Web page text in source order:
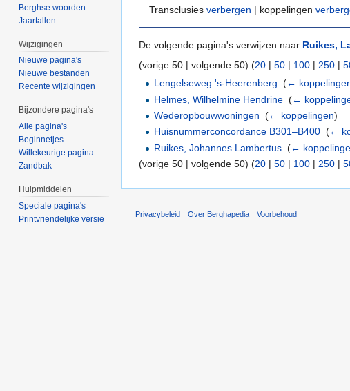
Transclusies verbergen | koppelingen
De volgende pagina's verwijzen naar Ruikes,
(vorige 50 | volgende 50) (20 | 50 | 100 | 250 |
Lengelseweg 's-Heerenberg ‎(←
Helmes, Wilhelmine Hendrine ‎(←
Wederopbouwwoningen ‎(← koppelingen)
Huisnummerconcordance B301–B400 ‎(←
Ruikes, Johannes Lambertus ‎(←
(vorige 50 | volgende 50) (20 | 50 | 100 | 250 |
Berghse woorden
Jaartallen
Wijzigingen
Nieuwe pagina's
Nieuwe bestanden
Recente wijzigingen
Bijzondere pagina's
Alle pagina's
Beginnetjes
Willekeurige pagina
Zandbak
Hulpmiddelen
Speciale pagina's
Printvriendelijke versie
Privacybeleid Over Berghapedia Voorbehoud